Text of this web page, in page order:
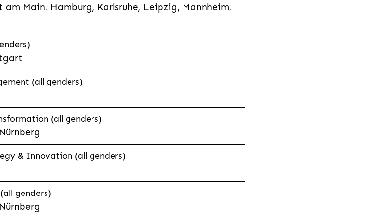
am Main, Hamburg, Karlsruhe, Leipzig, Mannheim,
(all genders)
(all genders)
& Innovation (all genders)
genders)